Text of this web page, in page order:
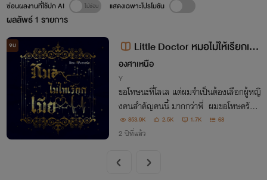
ผลลัพธ์1 รายการ
ซ่อนผลงานที่ใช้ปก AI แสดงเฉพาะโปรโมชัน
จบ
Little Doctor หมอไม่ให้เรียกเมีย
[ YAOI ]
องศาเหนือ
Y
ขอโทษนะที่โลเล แต่ผมจำเป็นต้องเลือกผู้หญิ
งคนสำคัญคนนี้ มากกว่าพี่ ผมขอโทษครับ .
. . 853.9K 2.5K 1.7K 68
2 ปีที่แล้ว